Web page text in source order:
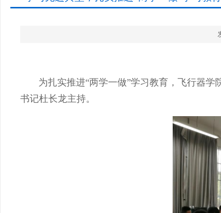
为扎实推进“两学一做”学习教育，飞行器学
书记杜长龙主持。